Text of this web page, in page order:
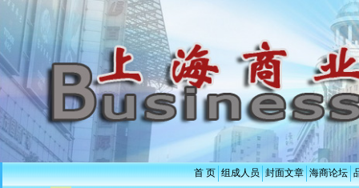
首 页 组成人员 封面文章 海商论坛